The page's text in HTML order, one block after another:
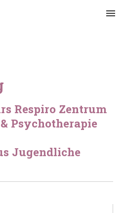
menu
Respiro Zentrum
Psychotherapie
Jugendliche